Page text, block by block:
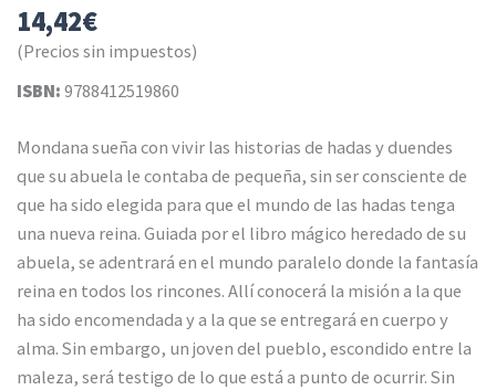
14,42€
(Precios sin impuestos)
ISBN: 9788412519860
Mondana sueña con vivir las historias de hadas y duendes
que su abuela le contaba de pequeña, sin ser consciente de
que ha sido elegida para que el mundo de las hadas tenga
una nueva reina. Guiada por el libro mágico heredado de su
abuela, se adentrará en el mundo paralelo donde la fantasía
reina en todos los rincones. Allí conocerá la misión a la que
ha sido encomendada y a la que se entregará en cuerpo y
alma. Sin embargo, un joven del pueblo, escondido entre la
maleza, será testigo de lo que está a punto de ocurrir. Sin